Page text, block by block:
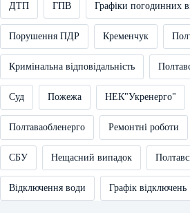
ДТП ГПВ Графіки погодинних
Порушення ПДР Кременчук
Кримінальна відповідальність
Суд Пожежа НЕК"Укренерго"
Полтаваобленерго Ремонтні роботи
СБУ Нещасний випадок
Відключення води Графік відключень